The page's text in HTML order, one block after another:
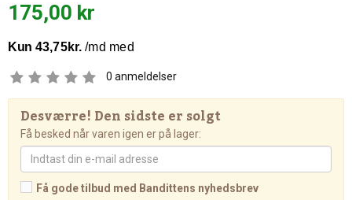
175,00 kr
0 anmeldelser
Desværre! Den sidste er solgt
Få besked når varen igen er på lager:
Få gode tilbud med Bandittens nyhedsbrev